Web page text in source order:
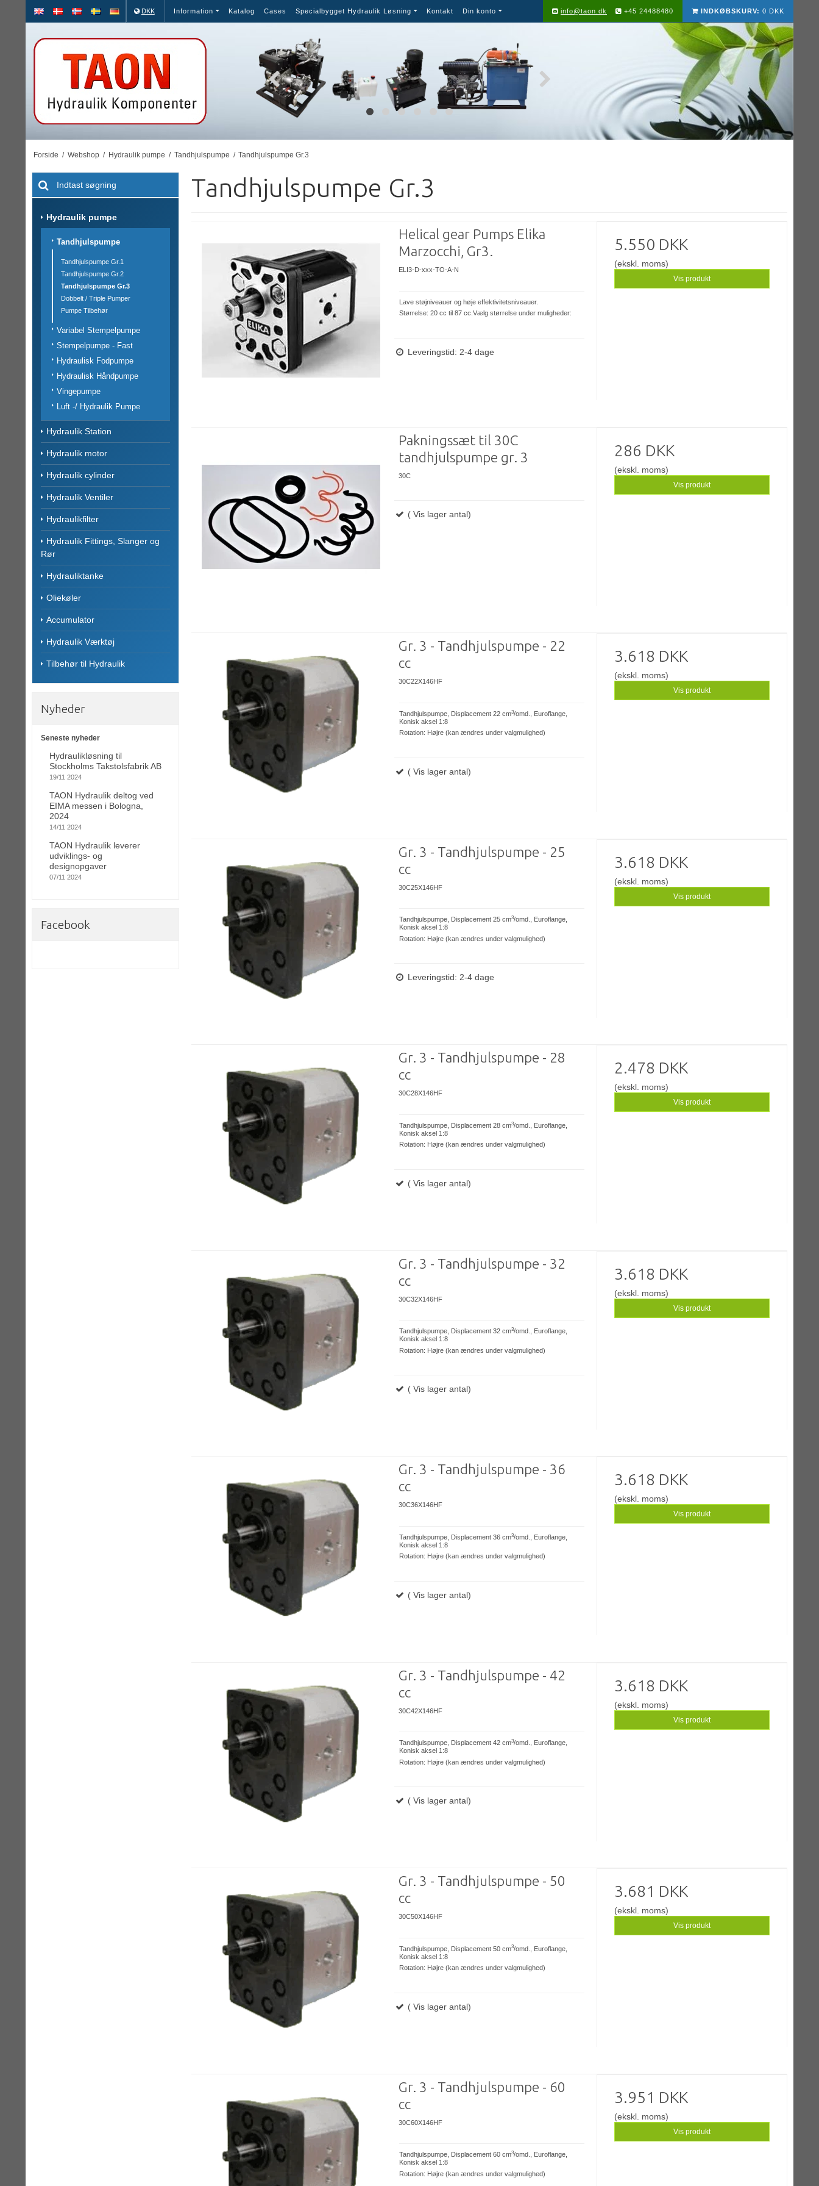
DKK Information Katalog Cases Specialbygget Hydraulik Løsning Kontakt Din konto INDKØBSKURV: 0 DKK
info@taon.dk +45 24488480
Forside / Webshop / Hydraulik pumpe / Tandhjulspumpe / Tandhjulspumpe Gr.3
Hydraulik pumpe
Tandhjulspumpe
Tandhjulspumpe Gr.1
Tandhjulspumpe Gr.2
Tandhjulspumpe Gr.3
Dobbelt / Triple Pumper
Pumpe Tilbehør
Variabel Stempelpumpe
Stempelpumpe - Fast
Hydraulisk Fodpumpe
Hydraulisk Håndpumpe
Vingepumpe
Luft -/ Hydraulik Pumpe
Hydraulik Station
Hydraulik motor
Hydraulik cylinder
Hydraulik Ventiler
Hydraulikfilter
Hydraulik Fittings, Slanger og
Rør
Hydrauliktanke
Oliekøler
Accumulator
Hydraulik Værktøj
Tilbehør til Hydraulik
Nyheder
Seneste nyheder
Hydraulikløsning til
Stockholms Takstolsfabrik AB
19/11 2024
TAON Hydraulik deltog ved
EIMA messen i Bologna,
2024
14/11 2024
TAON Hydraulik leverer
udviklings- og
designopgaver
07/11 2024
Facebook
Tandhjulspumpe Gr.3
Helical gear Pumps Elika
Marzocchi, Gr3.
ELI3-D-xxx-TO-A-N
Lave støjniveauer og høje effektivitetsniveauer.
Størrelse: 20 cc til 87 cc.Vælg størrelse under muligheder:
Leveringstid: 2-4 dage
5.550 DKK
(ekskl. moms)
Vis produkt
Pakningssæt til 30C
tandhjulspumpe gr. 3
30C
( Vis lager antal)
286 DKK
(ekskl. moms)
Vis produkt
Gr. 3 - Tandhjulspumpe - 22
cc
30C22X146HF
Tandhjulspumpe, Displacement 22 cm3/omd., Euroflange,
Konisk aksel 1:8
Rotation: Højre (kan ændres under valgmulighed)
( Vis lager antal)
3.618 DKK
(ekskl. moms)
Vis produkt
Gr. 3 - Tandhjulspumpe - 25
cc
30C25X146HF
Tandhjulspumpe, Displacement 25 cm3/omd., Euroflange,
Konisk aksel 1:8
Rotation: Højre (kan ændres under valgmulighed)
Leveringstid: 2-4 dage
3.618 DKK
(ekskl. moms)
Vis produkt
Gr. 3 - Tandhjulspumpe - 28
cc
30C28X146HF
Tandhjulspumpe, Displacement 28 cm3/omd., Euroflange,
Konisk aksel 1:8
Rotation: Højre (kan ændres under valgmulighed)
( Vis lager antal)
2.478 DKK
(ekskl. moms)
Vis produkt
Gr. 3 - Tandhjulspumpe - 32
cc
30C32X146HF
Tandhjulspumpe, Displacement 32 cm3/omd., Euroflange,
Konisk aksel 1:8
Rotation: Højre (kan ændres under valgmulighed)
( Vis lager antal)
3.618 DKK
(ekskl. moms)
Vis produkt
Gr. 3 - Tandhjulspumpe - 36
cc
30C36X146HF
Tandhjulspumpe, Displacement 36 cm3/omd., Euroflange,
Konisk aksel 1:8
Rotation: Højre (kan ændres under valgmulighed)
( Vis lager antal)
3.618 DKK
(ekskl. moms)
Vis produkt
Gr. 3 - Tandhjulspumpe - 42
cc
30C42X146HF
Tandhjulspumpe, Displacement 42 cm3/omd., Euroflange,
Konisk aksel 1:8
Rotation: Højre (kan ændres under valgmulighed)
( Vis lager antal)
3.618 DKK
(ekskl. moms)
Vis produkt
Gr. 3 - Tandhjulspumpe - 50
cc
30C50X146HF
Tandhjulspumpe, Displacement 50 cm3/omd., Euroflange,
Konisk aksel 1:8
Rotation: Højre (kan ændres under valgmulighed)
( Vis lager antal)
3.681 DKK
(ekskl. moms)
Vis produkt
Gr. 3 - Tandhjulspumpe - 60
cc
30C60X146HF
Tandhjulspumpe, Displacement 60 cm3/omd., Euroflange,
Konisk aksel 1:8
Rotation: Højre (kan ændres under valgmulighed)
3.951 DKK
(ekskl. moms)
Vis produkt